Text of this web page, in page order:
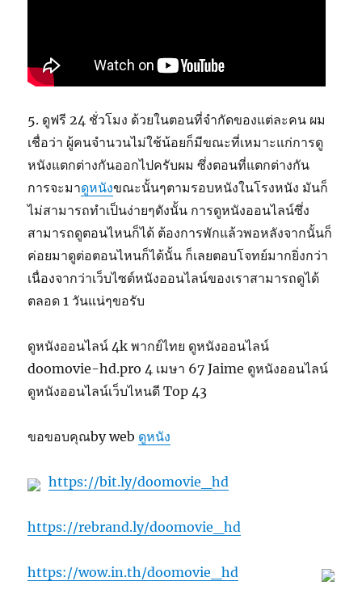
5. ดูฟรี 24 ชั่วโมง ด้วยในตอนที่จำกัดของแต่ละคน ผม
เชื่อว่า ผู้คนจำนวนไม่ใช้น้อยก็มีขณะที่เหมาะแก่การดู
หนังแตกต่างกันออกไปครับผม ซึ่งตอนที่แตกต่างกัน
การจะมาดูหนังขณะนั้นๆตามรอบหนังในโรงหนัง มันก็
ไม่สามารถทำเป็นง่ายๆดังนั้น การดูหนังออนไลน์ซึ่ง
สามารถดูตอนไหนก็ได้ ต้องการพักแล้วพอหลังจากนั้นก็
ค่อยมาดูต่อตอนไหนก็ได้นั้น ก็เลยตอบโจทย์มากยิ่งกว่า
เนื่องจากว่าเว็บไซต์หนังออนไลน์ของเราสามารถดูได้
ตลอด 1 วันแน่ๆขอรับ
ดูหนังออนไลน์ 4k พากย์ไทย ดูหนังออนไลน์
doomovie-hd.pro 4 เมษา 67 Jaime ดูหนังออนไลน์
ดูหนังออนไลน์เว็บไหนดี Top 43
ขอขอบคุณby web ดูหนัง
https://bit.ly/doomovie_hd
https://rebrand.ly/doomovie_hd
https://wow.in.th/doomovie_hd